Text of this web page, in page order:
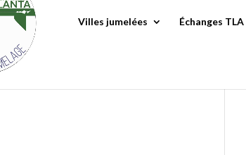
Villes jumelées Échanges TLA